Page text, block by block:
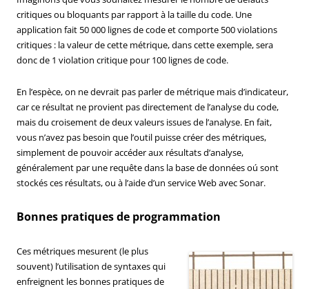
critiques ou bloquants par rapport à la taille du code. Une
application fait 50 000 lignes de code et comporte 500 violations
critiques : la valeur de cette métrique, dans cette exemple, sera
donc de 1 violation critique pour 100 lignes de code.
En l’espèce, on ne devrait pas parler de métrique mais d’indicateur,
car ce résultat ne provient pas directement de l’analyse du code,
mais du croisement de deux valeurs issues de l’analyse. En fait,
vous n’avez pas besoin que l’outil puisse créer des métriques,
simplement de pouvoir accéder aux résultats d’analyse,
généralement par une requête dans la base de données oú sont
stockés ces résultats, ou à l’aide d’un service Web avec Sonar.
Bonnes pratiques de programmation
Ces métriques mesurent (le plus
souvent) l’utilisation de syntaxes qui
enfreignent les bonnes pratiques de